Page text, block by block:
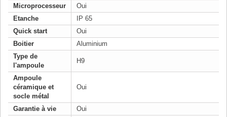
Microprocesseur
Oui
Etanche
IP 65
Quick start
Oui
Boitier
Aluminium
Type de
l'ampoule
H9
Ampoule
céramique et
socle métal
Oui
Garantie à vie
Oui